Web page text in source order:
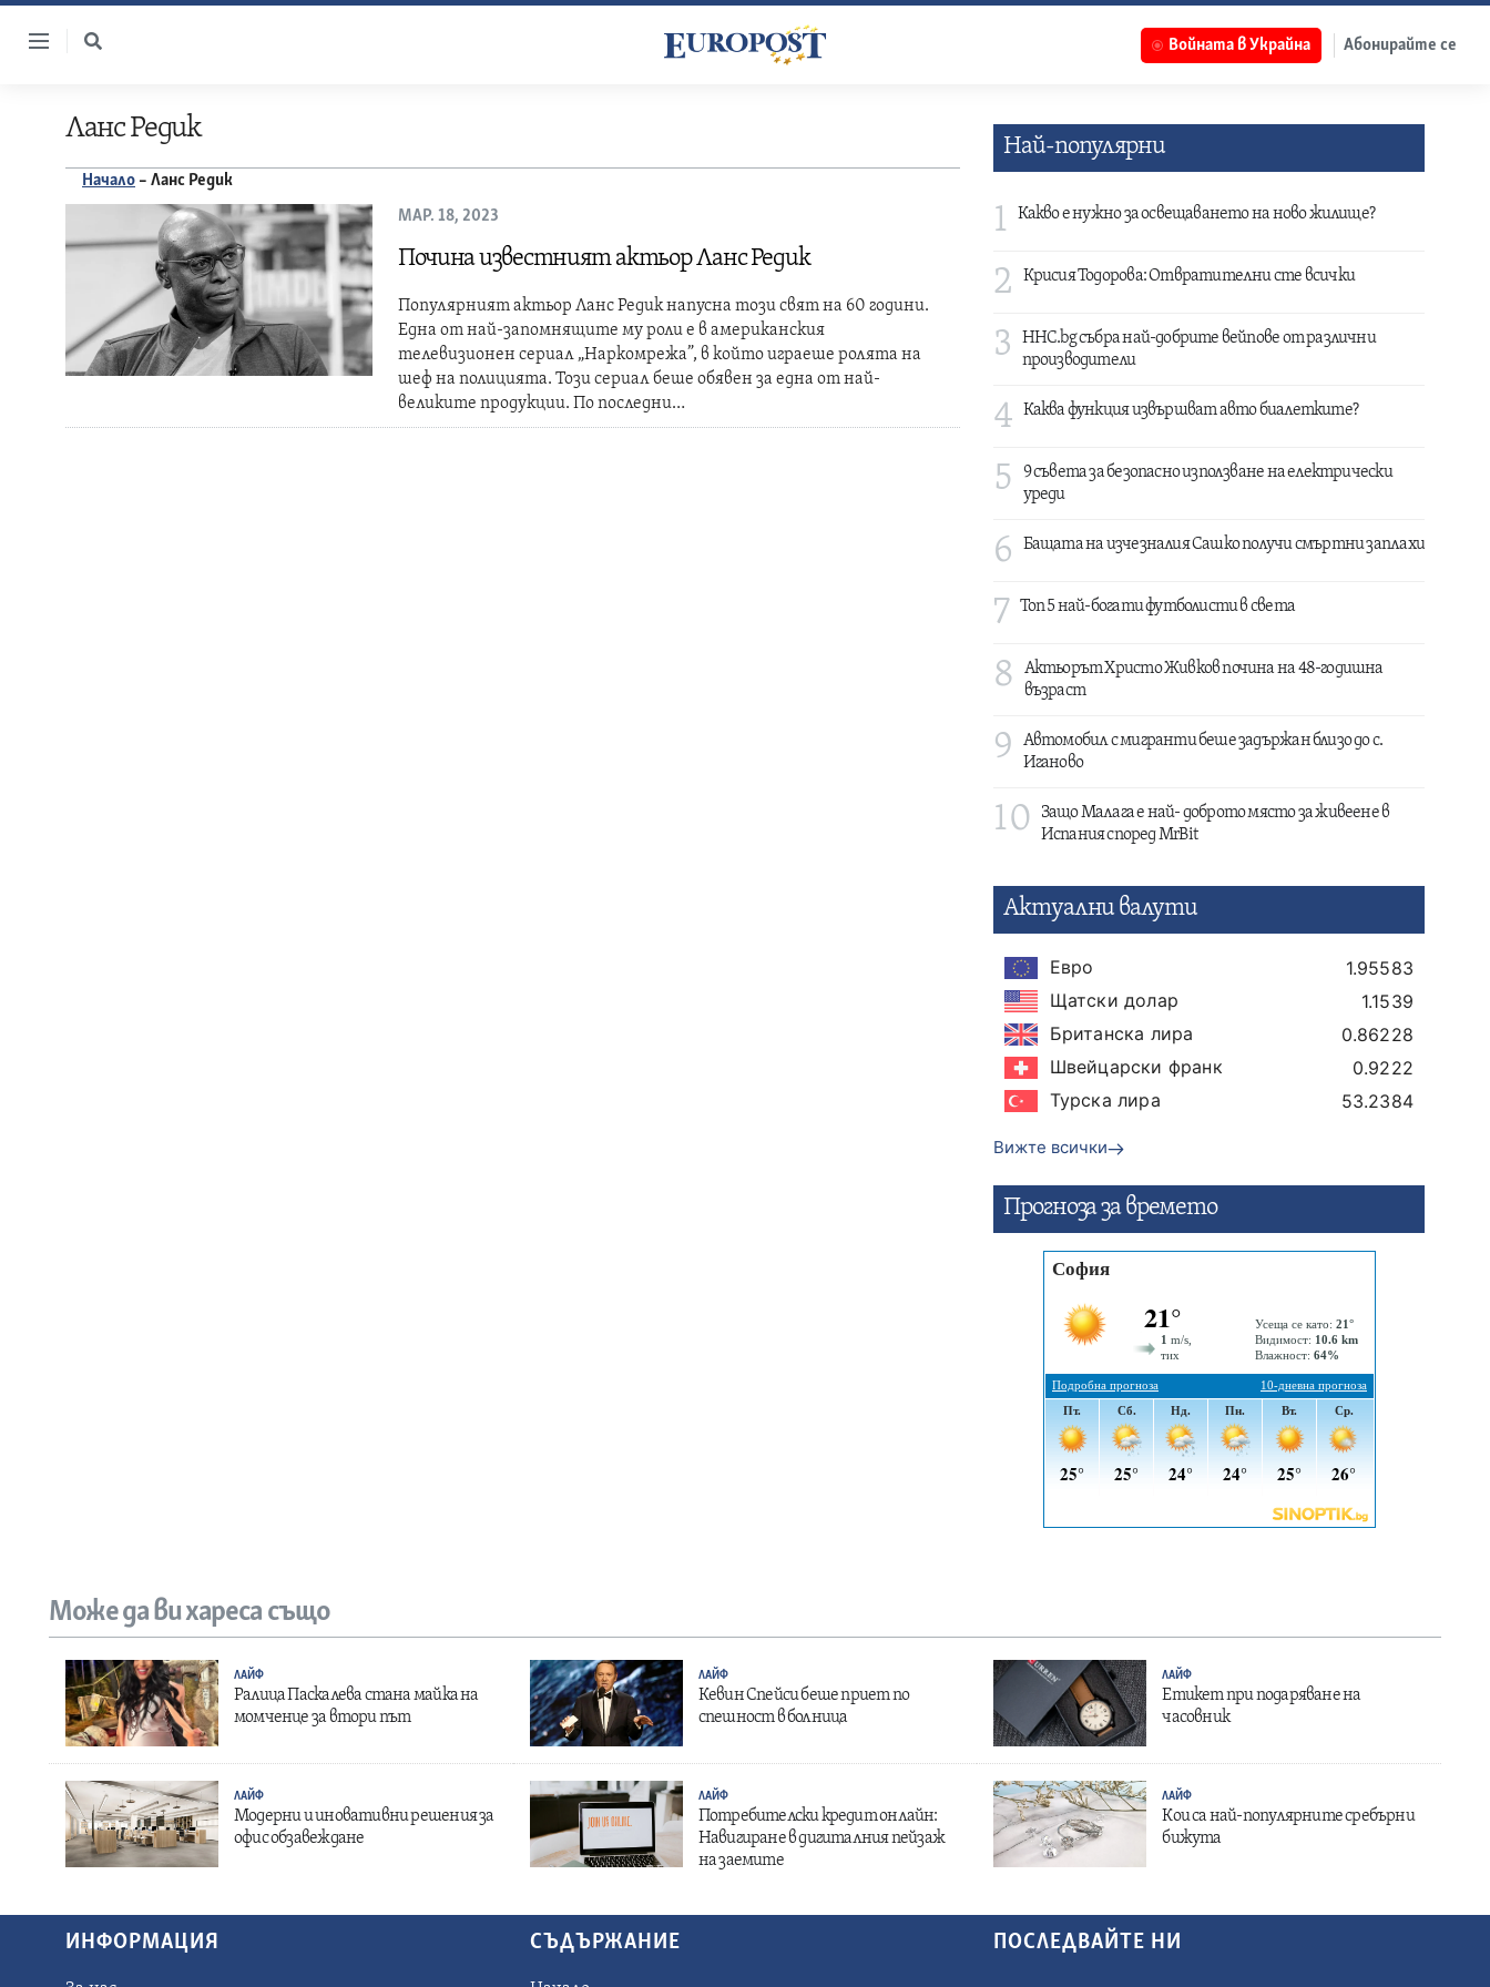
Skip
Войната в Украйна Абонирайте се
Ланс Редик
Начало – Ланс Редик
МАР. 18, 2023
Почина известният актьор Ланс Редик
Популярният актьор Ланс Редик напусна този свят на 60 години.
Една от най-запомнящите му роли е в американския
телевизионен сериал „Наркомрежа”, в който играеше ролята на
шеф на полицията. Този сериал беше обявен за една от най-
великите продукции. По последни…
Най-популярни
1 Какво е нужно за освещаването на ново жилище?
2 Крисия Тодорова: Отвратителни сте всички
3
HHC.bg събра най-добрите вейпове от различни
производители
4 Каква функция извършват авто биалетките?
5
9 съвета за безопасно използване на електрически
уреди
6 Бащата на изчезналия Сашко получи смъртни заплахи
7 Топ 5 най-богати футболисти в света
8
Актьорът Христо Живков почина на 48-годишна
възраст
9
Автомобил с мигранти беше задържан близо до с.
Иганово
10
Защо Малага е най- доброто място за живеене в
Испания според MrBit
Актуални валути
Евро
1.95583
Щатски долар
1.1539
Британска лира
0.86228
Швейцарски франк
0.9222
Турска лира
53.2384
Вижте всички
Прогнозa за времето
Може да ви хареса също
ЛАЙФ
Ралица Паскалева стана майка на
момченце за втори път
ЛАЙФ
Кевин Спейси беше приет по
спешност в болница
ЛАЙФ
Етикет при подаряване на
часовник
ЛАЙФ
Модерни и иновативни решения за
офис обзавеждане
ЛАЙФ
Потребителски кредит онлайн:
Навигиране в дигиталния пейзаж
на заемите
ЛАЙФ
Кои са най-популярните сребърни
бижута
ИНФОРМАЦИЯ СЪДЪРЖАНИЕ ПОСЛЕДВАЙТЕ НИ